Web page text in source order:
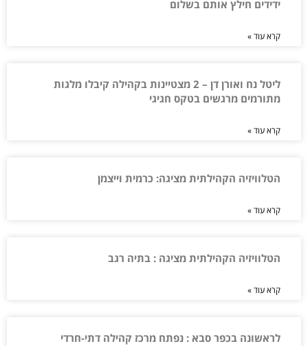
ידידים חילץ אותם בשלום
קרא עוד »
ליטל נח ואורן דן – 2 מצטיינות בקהילה קיבלו מלגות
מתורמים מרגשים בטקס חגיגי
קרא עוד »
הטלוויזיה הקהילתית מציגה: כרמית וייצמן
קרא עוד »
הטלוויזיה הקהילתית מציגה : בתיה רגב
קרא עוד »
לראשונה בכפר סבא : נפתח מרכז קהילה דתי-חרדי